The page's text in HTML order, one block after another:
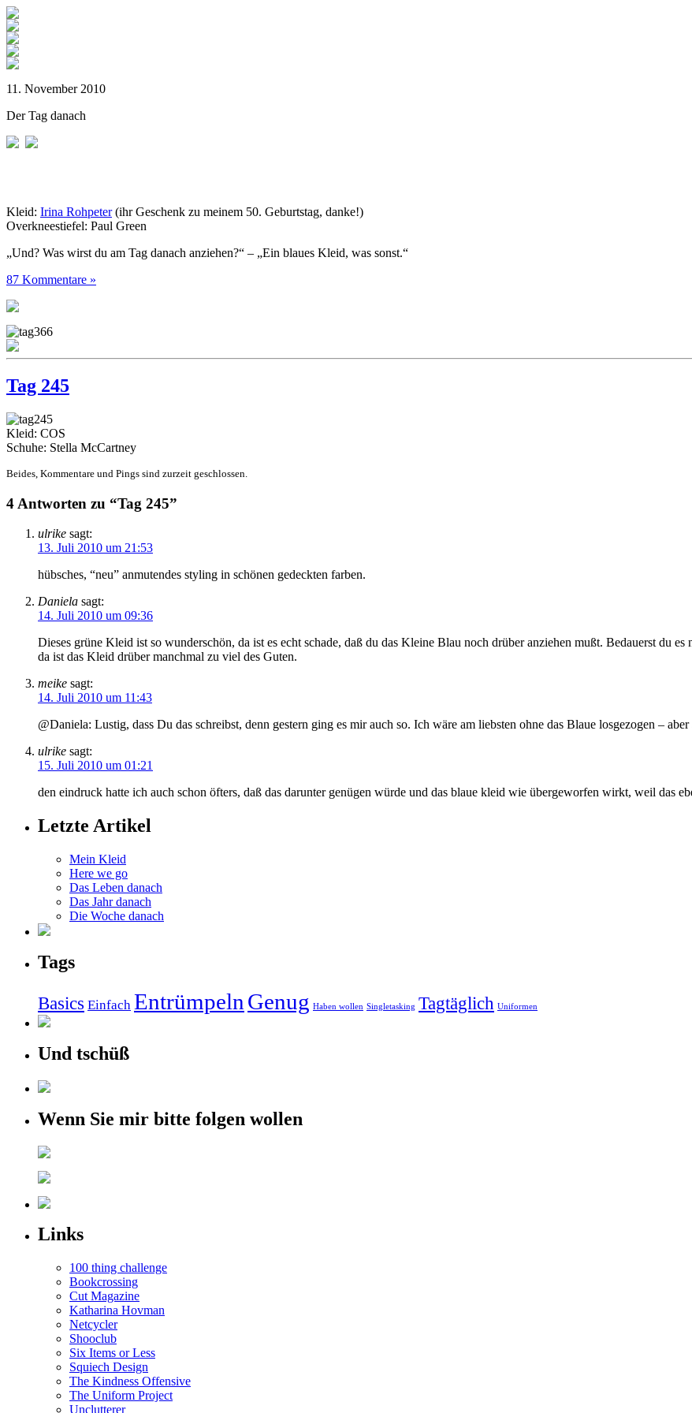
11. November 2010
Der Tag danach
Kleid: Irina Rohpeter(ihr Geschenk zu meinem 50. Geburtstag, danke!)
Overkneestiefel: Paul Green
„Und? Was wirst du am Tag danach anziehen?“ – „Ein blaues Kleid, was sonst.“
87 Kommentare »
Tag 245
Kleid: COS
Schuhe: Stella McCartney
Beides, Kommentare und Pings sind zurzeit geschlossen.
4 Antworten zu “Tag 245”
ulrike sagt:
13. Juli 2010 um 21:53
hübsches, “neu” anmutendes styling in schönen gedeckten farben.
Daniela sagt:
14. Juli 2010 um 09:36
Dieses grüne Kleid ist so wunderschön, da ist es echt schade, daß du das Kleine Blau noch drüber anziehen mußt. Bedauerst du
da ist das Kleid drüber manchmal zu viel des Guten.
meike sagt:
14. Juli 2010 um 11:43
@Daniela: Lustig, dass Du das schreibst, denn gestern ging es mir auch so. Ich wäre am liebsten ohne das Blaue losgezogen –
ulrike sagt:
15. Juli 2010 um 01:21
den eindruck hatte ich auch schon öfters, daß das darunter genügen würde und das blaue kleid wie übergeworfen wirkt, weil das
Letzte Artikel
Mein Kleid
Here we go
Das Leben danach
Das Jahr danach
Die Woche danach
Tags
Basics Einfach Entrümpeln Genug Haben wollen Singletasking Tagtäglich Uniformen
Und tschüß
Wenn Sie mir bitte folgen wollen
Links
100 thing challenge
Bookcrossing
Cut Magazine
Katharina Hovman
Netcycler
Shooclub
Six Items or Less
Squiech Design
The Kindness Offensive
The Uniform Project
Unclutterer